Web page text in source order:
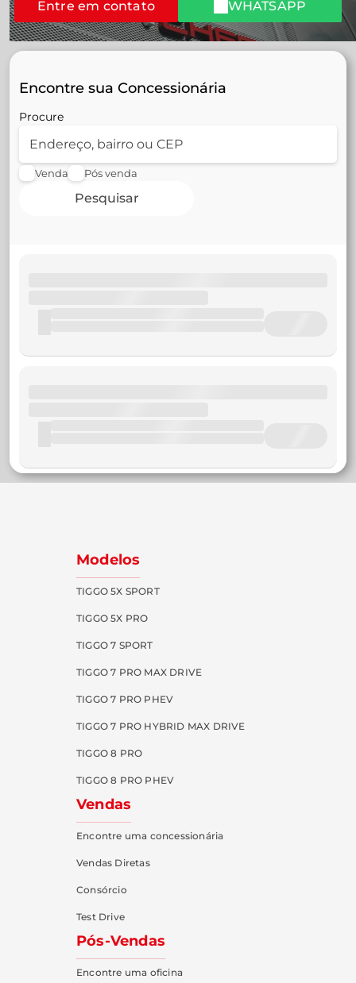
Entre em contato WHATSAPP
Encontre sua Concessionária
Procure
Venda Pós venda
Pesquisar
Modelos
TIGGO 5X SPORT
TIGGO 5X PRO
TIGGO 7 SPORT
TIGGO 7 PRO MAX DRIVE
TIGGO 7 PRO PHEV
TIGGO 7 PRO HYBRID MAX DRIVE
TIGGO 8 PRO
TIGGO 8 PRO PHEV
Vendas
Encontre uma concessionária
Vendas Diretas
Consórcio
Test Drive
Pós-Vendas
Encontre uma oficina